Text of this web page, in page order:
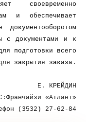
своевременно
и обеспечивает
документооборотом
с документами и к
подготовки всего
закрытия заказа.
Е. КРЕЙДИН
«Атлант»
(3532) 27-62-84